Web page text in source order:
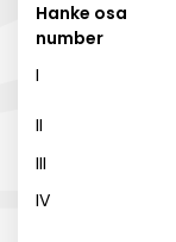
Hanke osa
number
I
II
III
IV